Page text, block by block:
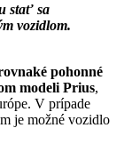
stať sa
vozidlom.
pohonné
modeli Prius,
V prípade
je možné vozidlo